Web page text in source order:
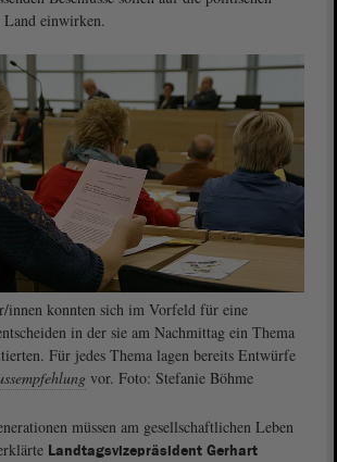
Land einwirken.
innen konnten sich im Vorfeld für eine
in der sie am Nachmittag ein Thema
Für jedes Thema lagen bereits Entwürfe
vor. Foto: Stefanie Böhme
müssen am gesellschaftlichen Leben
Landtagsvizepräsident Gerhart